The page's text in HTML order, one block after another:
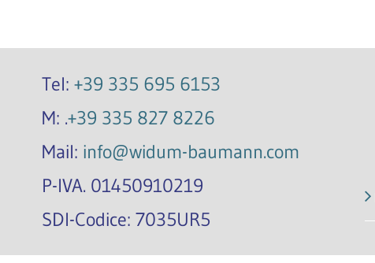
Tel: +39 335 695 6153
M: .+39 335 827 8226
Mail: info@widum-baumann.com
P-IVA. 01450910219
SDI-Codice: 7035UR5